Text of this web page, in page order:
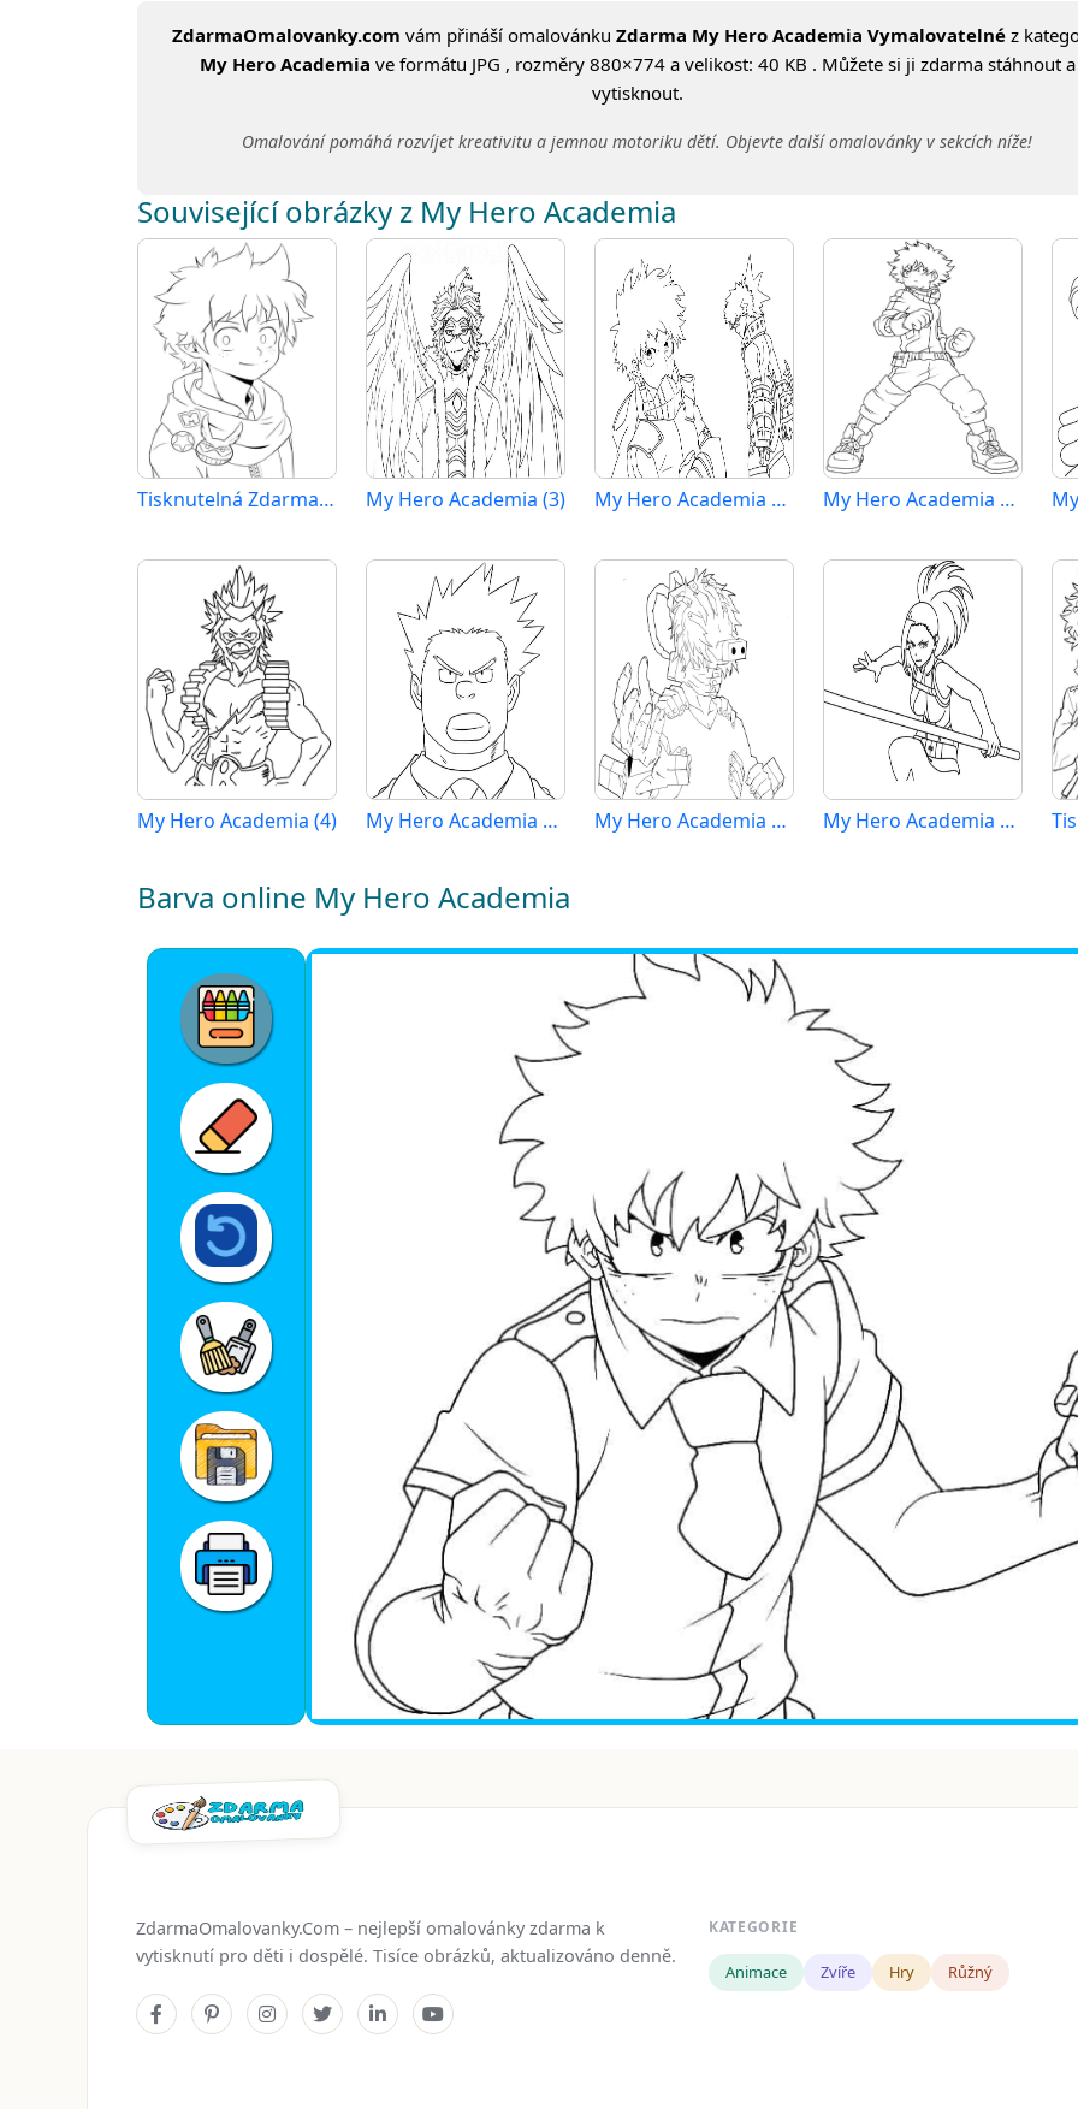
ZdarmaOmalovanky.com vám přináší omalovánku Zdarma My Hero Academia Vymalovatelné z
My Hero Academia ve formátu JPG , rozměry 880×774 a velikost: 40 KB . Můžete si ji zdarma stáhnout a
vytisknout.
Omalování pomáhá rozvíjet kreativitu a jemnou motoriku dětí. Objevte další omalovánky v sekcích níže!
Související obrázky z My Hero Academia
Tisknutelná Zdarma My Hero Academia My Hero Academia (3) My Hero Academia Vymalovatelné pro Děti My Hero Academia Obrázek
My Hero Academia (4) My Hero Academia Tisknutelná My Hero Academia Zdarma pro Děti My Hero Academia Tisknutelná pro Děti
Barva online My Hero Academia
ZdarmaOmalovanky.Com – nejlepší omalovánky zdarma k
vytisknutí pro děti i dospělé. Tisíce obrázků, aktualizováno denně.
KATEGORIE
Animace Zvíře Hry Růžný